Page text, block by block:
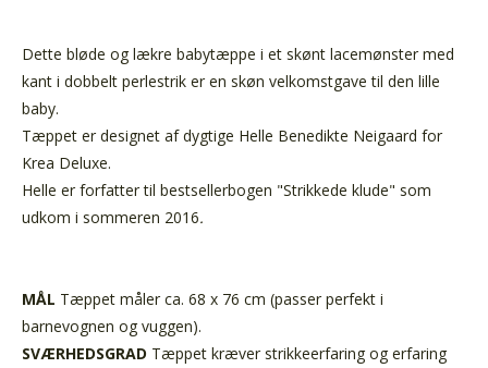
Dette bløde og lækre babytæppe i et skønt lacemønster med
kant i dobbelt perlestrik er en skøn velkomstgave til den lille
baby.
Tæppet er designet af dygtige Helle Benedikte Neigaard for
Krea Deluxe.
Helle er forfatter til bestsellerbogen "Strikkede klude" som
udkom i sommeren 2016.
MÅL Tæppet måler ca. 68 x 76 cm (passer perfekt i
barnevognen og vuggen).
SVÆRHEDSGRAD Tæppet kræver strikkeerfaring og erfaring